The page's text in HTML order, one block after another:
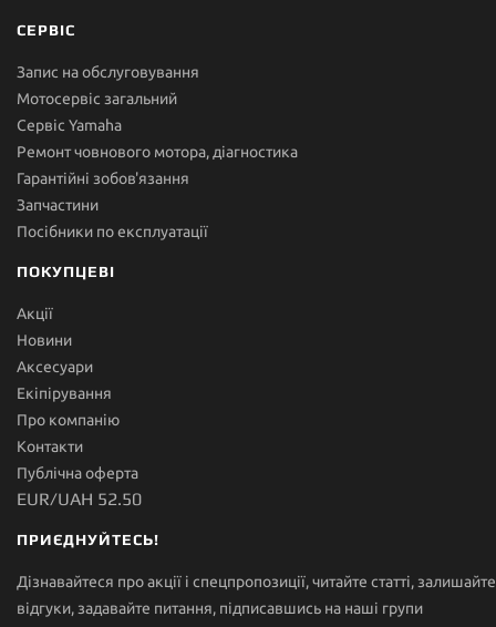
СЕРВІС
Запис на обслуговування
Мотосервіс загальний
Сервіс Yamaha
Ремонт човнового мотора, діагностика
Гарантійні зобов'язання
Запчастини
Посібники по експлуатації
ПОКУПЦЕВІ
Акції
Новини
Аксесуари
Екіпірування
Про компанію
Контакти
Публічна оферта
EUR/UAH 52.50
ПРИЄДНУЙТЕСЬ!
Дізнавайтеся про акції і спецпропозиції, читайте статті, залишайте
відгуки, задавайте питання, підписавшись на наші групи